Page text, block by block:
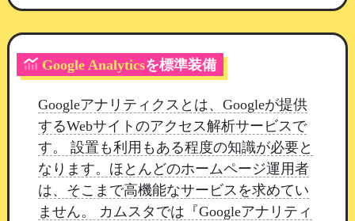
す
抽選の決め方は2種類
確率式：景品ごとの「重み」で決めます。何
人が当たっても構わない場合に向いています
在庫式：縁日のくじ引きと同じで、「残り本
数」がそのまま当たりやすさになります。全
部なくなるとはずれだけになります
Google Analyticsを標準装備
Googleアナリティクスとは、Googleが提供
するWebサイトのアクセス解析サービスで
す。 設置も利用もある程度の知識が必要と
なります。ほとんどのホームページ運用者
は、そこまで高機能なサービスを求めてい
ません。 カムスタでは『Googleアナリティ